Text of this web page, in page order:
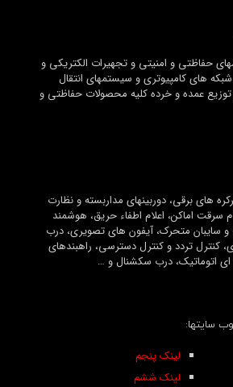
حفاظتی و امنیتی و تجهیرات الکتریکی و
های کامپیوتری و سیستمهای انتقال
عمده و خرده کلیه محصولات حفاظتی و
های برقی، دوربینهای مداربسته و نظارت
سرقت اماکن، اعلام اطفاء حریق، هوشمند
سایبان متحرک، آیفون های تصویری، درب
کنترل تردد و کنترل دسترسی، راهبندهای
اتوماتیک، درب سکشنال و …
سایتها:
لینک پنجم
لینک ششم